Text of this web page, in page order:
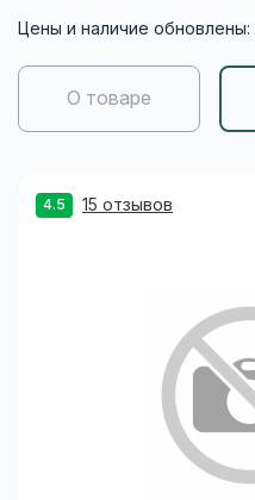
Цены и наличие обновлены:
О товаре
4.5 15 отзывов